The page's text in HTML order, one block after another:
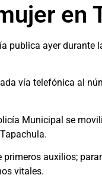
en
publica ayer durante
vía telefónica al
Municipal se
auxilios;
vitales.